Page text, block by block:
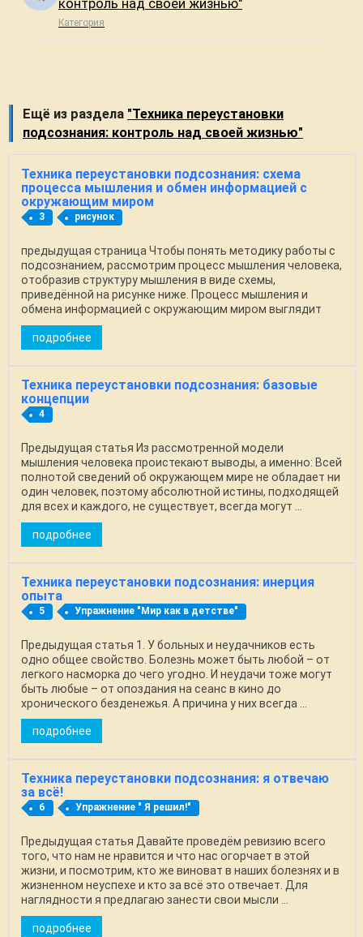
Категория
Ещё из раздела "Техника переустановки
подсознания: контроль над своей жизнью"
Техника переустановки подсознания: схема
процесса мышления и обмен информацией с
окружающим миром
3 рисунок
предыдущая страница Чтобы понять методику работы с
подсознанием, рассмотрим процесс мышления человека,
отобразив структуру мышления в виде схемы,
приведённой на рисунке ниже. Процесс мышления и
обмена информацией с окружающим миром выглядит
так: ...
подробнее
Техника переустановки подсознания: базовые
концепции
4
Предыдущая статья Из рассмотренной модели
мышления человека проистекают выводы, а именно: Всей
полнотой сведений об окружающем мире не обладает ни
один человек, поэтому абсолютной истины, подходящей
для всех и каждого, не существует, всегда могут ...
подробнее
Техника переустановки подсознания: инерция
опыта
5 Упражнение "Мир как в детстве"
Предыдущая статья 1. У больных и неудачников есть
одно общее свойство. Болезнь может быть любой – от
легкого насморка до чего угодно. И неудачи тоже могут
быть любые – от опоздания на сеанс в кино до
хронического безденежья. А причина у них всегда ...
подробнее
Техника переустановки подсознания: я отвечаю
за всё!
6 Упражнение " Я решил!"
Предыдущая статья Давайте проведём ревизию всего
того, что нам не нравится и что нас огорчает в этой
жизни, и посмотрим, кто же виноват в наших болезнях и в
жизненном неуспехе и кто за всё это отвечает. Для
наглядности я предлагаю занести свои мысли ...
подробнее